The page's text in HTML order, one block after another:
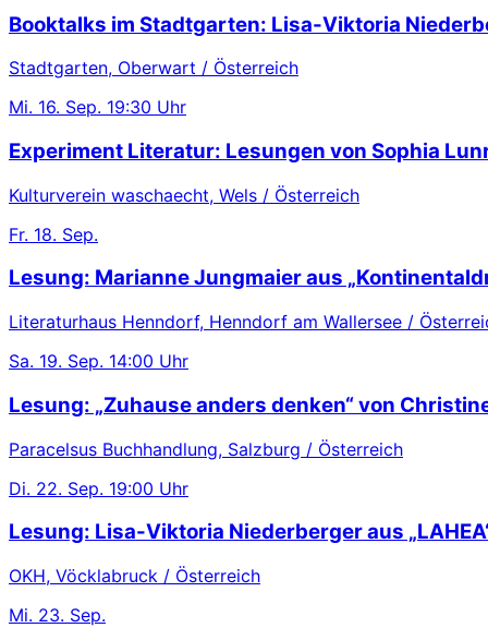
Booktalks im Stadtgarten: Lisa-Viktoria
Stadtgarten, Oberwart / Österreich
Mi. 16. Sep. 19:30 Uhr
Experiment Literatur: Lesungen von Sophia
Kulturverein waschaecht, Wels / Österreich
Fr. 18. Sep.
Lesung: Marianne Jungmaier aus
Literaturhaus Henndorf, Henndorf am Wallersee /
Sa. 19. Sep. 14:00 Uhr
Lesung: „Zuhause anders denken“ von
Paracelsus Buchhandlung, Salzburg / Österreich
Di. 22. Sep. 19:00 Uhr
Lesung: Lisa-Viktoria Niederberger aus
OKH, Vöcklabruck / Österreich
Mi. 23. Sep.